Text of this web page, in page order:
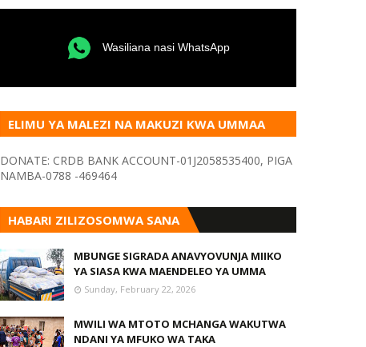
Wasiliana nasi WhatsApp
ELIMU YA MALEZI NA MAKUZI KWA UMMAA
DONATE: CRDB BANK ACCOUNT-01J2058535400, PIGA
NAMBA-0788 -469464
HABARI ZILIZOSOMWA SANA
MBUNGE SIGRADA ANAVYOVUNJA MIIKO
YA SIASA KWA MAENDELEO YA UMMA
Sunday, February 22, 2026
MWILI WA MTOTO MCHANGA WAKUTWA
NDANI YA MFUKO WA TAKA